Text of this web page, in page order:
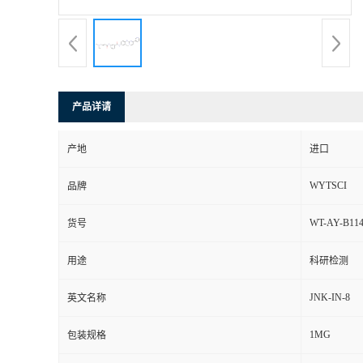
产品详请
产地 进口
品牌 WYTSCI
货号 WT-AY-
用途 科研检测
英文名称 JNK-IN-8
包装规格 1MG